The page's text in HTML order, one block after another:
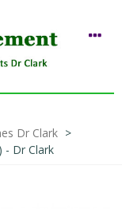
Dr Clark >
- Dr Clark